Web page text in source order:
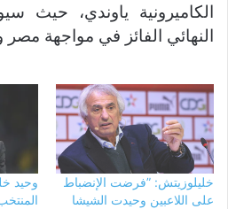
الكاميرونية ياوندي، حيث
النهائي الفائز في مواجهة
خليلوزيتش: ”فرضت الإنضباط
على اللاعبين وحيدت الشيشا
وحيد